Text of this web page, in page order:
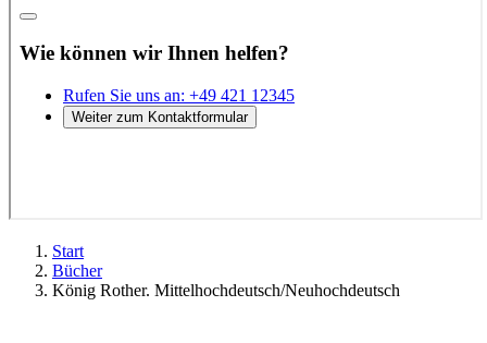
Start
Bücher
König Rother. Mittelhochdeutsch/Neuhochdeutsch